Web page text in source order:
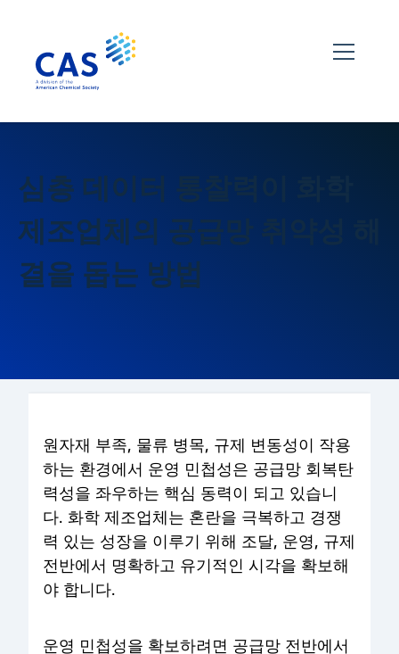
심층 데이터 통찰력이 화학
제조업체의 공급망 취약성 해
결을 돕는 방법
원자재 부족, 물류 병목, 규제 변동성이 작용
하는 환경에서 운영 민첩성은 공급망 회복탄
력성을 좌우하는 핵심 동력이 되고 있습니
다. 화학 제조업체는 혼란을 극복하고 경쟁
력 있는 성장을 이루기 위해 조달, 운영, 규제
전반에서 명확하고 유기적인 시각을 확보해
야 합니다.
운영 민첩성을 확보하려면 공급망 전반에서